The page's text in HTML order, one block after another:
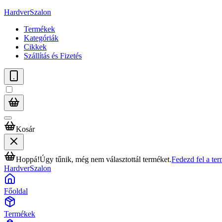
HardverSzalon
Termékek
Kategóriák
Cikkek
Szállítás és Fizetés
Kosár
Hoppá!Úgy tűnik, még nem választottál terméket.Fedezd fel a
HardverSzalon
Főoldal
Termékek